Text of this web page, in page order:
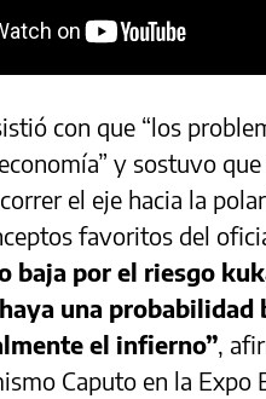
con que “los
y sostuvo
el eje hacia la
favoritos del
baja por el riesgo
una probabilidad
el infierno”,
Caputo en la Expo